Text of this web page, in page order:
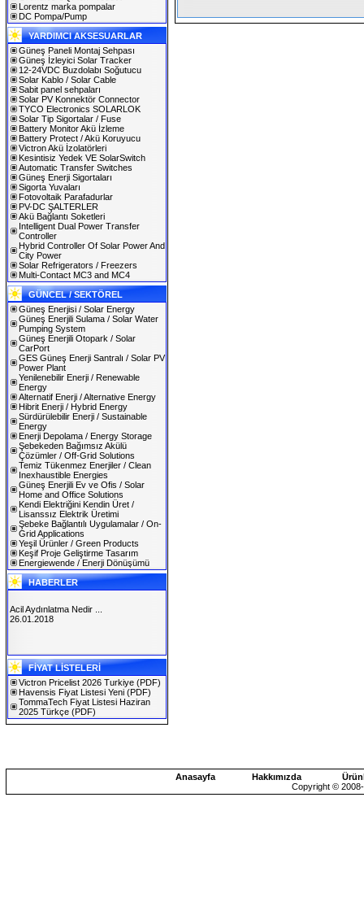
Lorentz marka pompalar
DC Pompa/Pump
YARDIMCI AKSESUARLAR
Güneş Paneli Montaj Sehpası
Güneş İzleyici Solar Tracker
12-24VDC Buzdolabı Soğutucu
Solar Kablo / Solar Cable
Sabit panel sehpaları
Solar PV Konnektör Connector
TYCO Electronics SOLARLOK
Solar Tip Sigortalar / Fuse
Battery Monitor Akü İzleme
Battery Protect / Akü Koruyucu
Victron Akü İzolatörleri
Kesintisiz Yedek VE SolarSwitch
Automatic Transfer Switches
Güneş Enerji Sigortaları
Sigorta Yuvaları
Fotovoltaik Parafadurlar
PV-DC ŞALTERLER
Akü Bağlantı Soketleri
Intelligent Dual Power Transfer
Controller
Hybrid Controller Of Solar Power And
City Power
Solar Refrigerators / Freezers
Multi-Contact MC3 and MC4
GÜNCEL / SEKTÖREL
Güneş Enerjisi / Solar Energy
Güneş Enerjili Sulama / Solar Water
Pumping System
Güneş Enerjili Otopark / Solar
CarPort
GES Güneş Enerji Santralı / Solar PV
Power Plant
Yenilenebilir Enerji / Renewable
Energy
Alternatif Enerji / Alternative Energy
Hibrit Enerji / Hybrid Energy
Sürdürülebilir Enerji / Sustainable
Energy
Enerji Depolama / Energy Storage
Şebekeden Bağımsız Akülü
Çözümler / Off-Grid Solutions
Temiz Tükenmez Enerjiler / Clean
Inexhaustible Energies
Güneş Enerjili Ev ve Ofis / Solar
Home and Office Solutions
Kendi Elektriğini Kendin Üret /
Lisanssız Elektrik Üretimi
Şebeke Bağlantılı Uygulamalar / On-
Grid Applications
Yeşil Ürünler / Green Products
Keşif Proje Geliştirme Tasarım
Energiewende / Enerji Dönüşümü
HABERLER
SOLAREX ISTANBUL 2019
30.01.2019
Acil Aydınlatma Nedir ...
26.01.2018
FİYAT LİSTELERİ
Victron Pricelist 2026 Turkiye (PDF)
Havensis Fiyat Listesi Yeni (PDF)
TommaTech Fiyat Listesi Haziran
2025 Türkçe (PDF)
Anasayfa Hakkımızda
Copyright ©